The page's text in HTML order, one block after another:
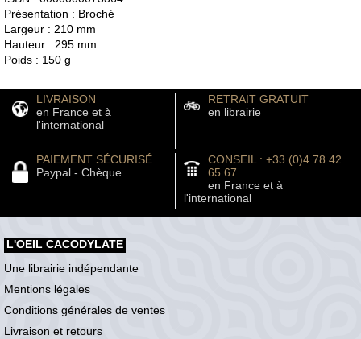
Présentation : Broché
Largeur : 210 mm
Hauteur : 295 mm
Poids : 150 g
LIVRAISON
en France et à
l'international
RETRAIT GRATUIT
en librairie
PAIEMENT SÉCURISÉ
Paypal - Chèque
CONSEIL : +33 (0)4 78 42
65 67
en France et à
l'international
L'OEIL CACODYLATE
Une librairie indépendante
Mentions légales
Conditions générales de ventes
Livraison et retours